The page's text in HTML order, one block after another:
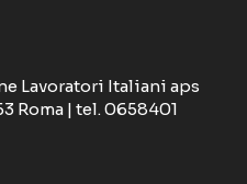
Lavoratori Italiani aps
Roma | tel. 0658401